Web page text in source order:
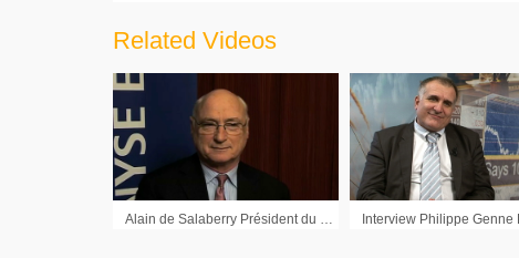
Related Videos